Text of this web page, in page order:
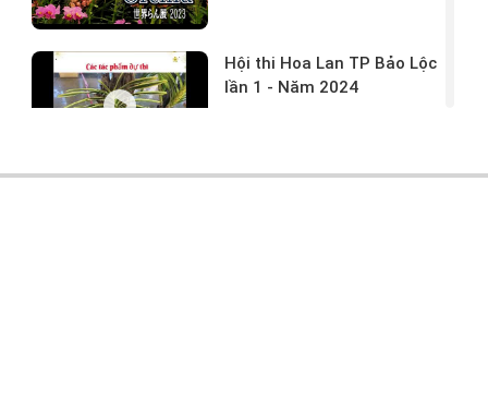
Hội thi Hoa Lan TP Bảo Lộc
lần 1 - Năm 2024